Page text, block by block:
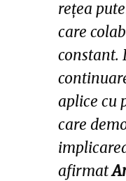
rețea
care
constant.
aplice cu
care
afirmat